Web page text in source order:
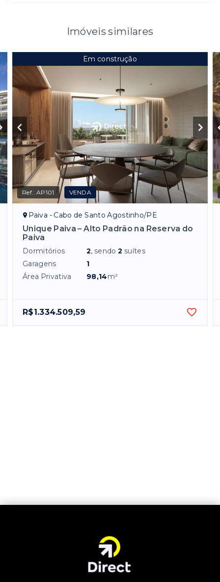
Imóveis similares
Em construção
Ref.:AP101 VENDA
Paiva - Cabo de Santo Agostinho/PE
Unique Paiva – Alto Padrão na Reserva do
Paiva
Dormitórios 2, sendo2 suítes
Garagens
1
Área Privativa
98,14m²
R$1.334.509,59